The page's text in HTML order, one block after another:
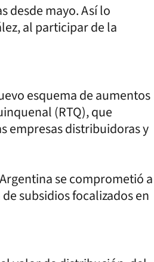
desde mayo. Así lo
al participar de la
esquema de aumentos
(RTQ), que
empresas distribuidoras y
se comprometió a
subsidios focalizados en